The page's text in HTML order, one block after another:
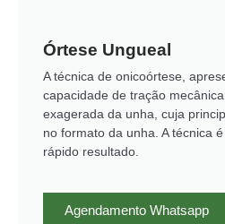
Órtese Ungueal
A técnica de onicoórtese,
capacidade de tração
exagerada da unha, cuja
no formato da unha. A técnica
rápido resultado.
Agendamento Whatsapp